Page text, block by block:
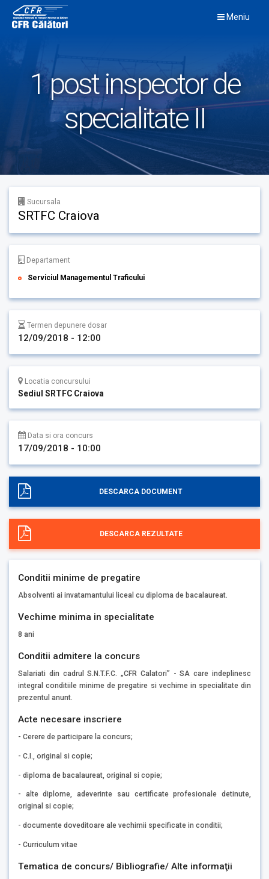
content
Meniu
1 post inspector de
specialitate II
Sucursala
SRTFC Craiova
Departament
Serviciul Managementul Traficului
Termen depunere dosar
12/09/2018 - 12:00
Locatia concursului
Sediul SRTFC Craiova
Data si ora concurs
17/09/2018 - 10:00
DESCARCA DOCUMENT
DESCARCA REZULTATE
Conditii minime de pregatire
Absolventi ai invatamantului liceal cu diploma de bacalaureat.
Vechime minima in specialitate
8 ani
Conditii admitere la concurs
Salariati din cadrul S.N.T.F.C. „CFR Calatori” - SA care indeplinesc
integral conditiile minime de pregatire si vechime in specialitate din
prezentul anunt.
Acte necesare inscriere
- Cerere de participare la concurs;
- C.I., original si copie;
- diploma de bacalaureat, original si copie;
- alte diplome, adeverinte sau certificate profesionale detinute,
original si copie;
- documente doveditoare ale vechimii specificate in conditii;
- Curriculum vitae
Tematica de concurs/ Bibliografie/ Alte informaţii